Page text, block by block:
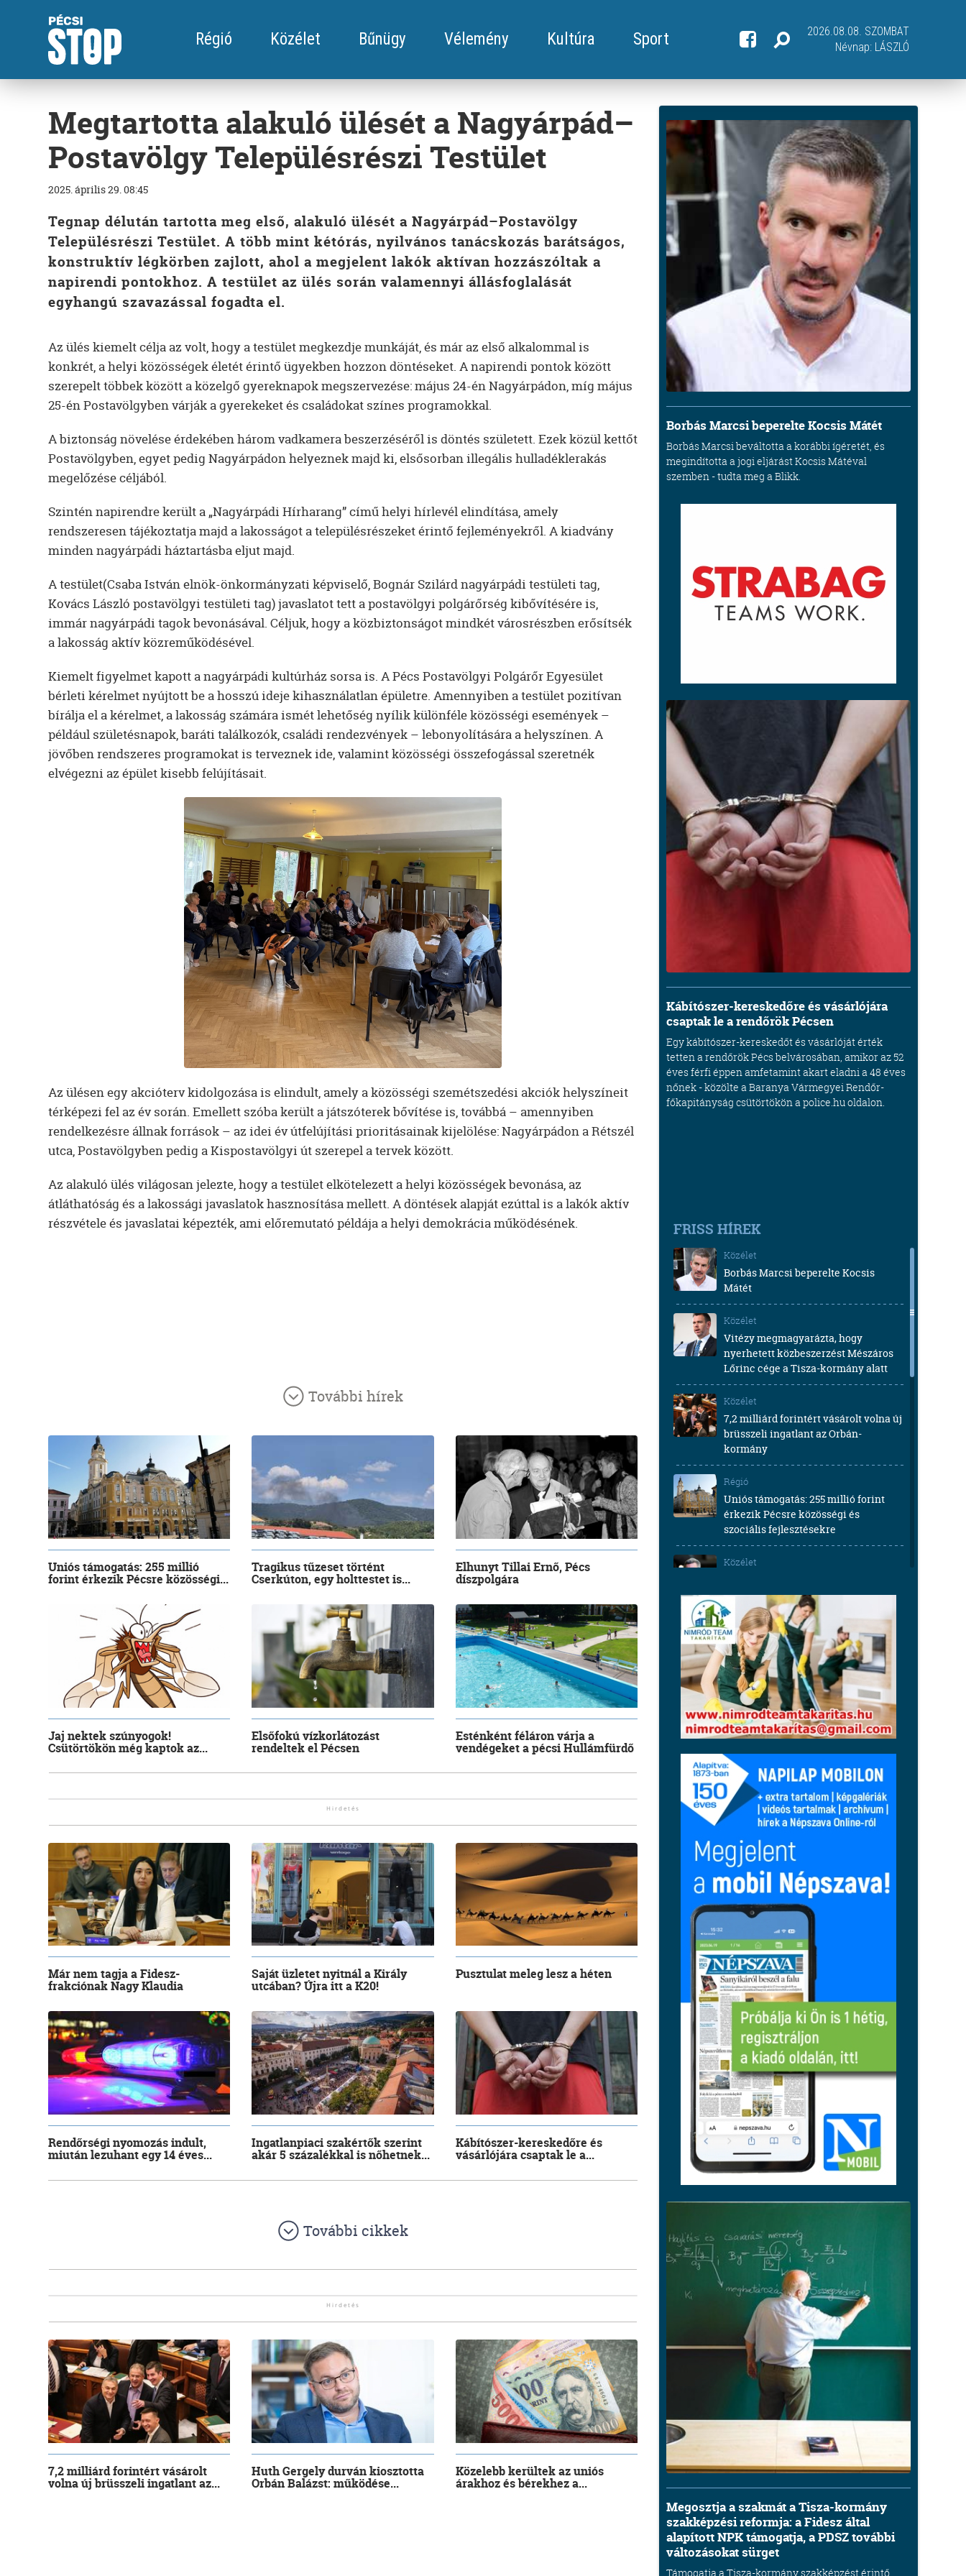
Régió Közélet Bűnügy Vélemény Kultúra Sport
2026.08.08. SZOMBAT
Névnap: LÁSZLÓ
Megtartotta alakuló ülését a Nagyárpád–
Postavölgy Településrészi Testület
2025. április 29. 08:45
Tegnap délután tartotta meg első, alakuló ülését a Nagyárpád–Postavölgy
Településrészi Testület. A több mint kétórás, nyilvános tanácskozás barátságos,
konstruktív légkörben zajlott, ahol a megjelent lakók aktívan hozzászóltak a
napirendi pontokhoz. A testület az ülés során valamennyi állásfoglalását
egyhangú szavazással fogadta el.
Az ülés kiemelt célja az volt, hogy a testület megkezdje munkáját, és már az első alkalommal is
konkrét, a helyi közösségek életét érintő ügyekben hozzon döntéseket. A napirendi pontok között
szerepelt többek között a közelgő gyereknapok megszervezése: május 24-én Nagyárpádon, míg május
25-én Postavölgyben várják a gyerekeket és családokat színes programokkal.
A biztonság növelése érdekében három vadkamera beszerzéséről is döntés született. Ezek közül kettőt
Postavölgyben, egyet pedig Nagyárpádon helyeznek majd ki, elsősorban illegális hulladéklerakás
megelőzése céljából.
Szintén napirendre került a „Nagyárpádi Hírharang” című helyi hírlevél elindítása, amely
rendszeresen tájékoztatja majd a lakosságot a településrészeket érintő fejleményekről. A kiadvány
minden nagyárpádi háztartásba eljut majd.
A testület(Csaba István elnök-önkormányzati képviselő, Bognár Szilárd nagyárpádi testületi tag,
Kovács László postavölgyi testületi tag) javaslatot tett a postavölgyi polgárőrség kibővítésére is,
immár nagyárpádi tagok bevonásával. Céljuk, hogy a közbiztonságot mindkét városrészben erősítsék
a lakosság aktív közreműködésével.
Kiemelt figyelmet kapott a nagyárpádi kultúrház sorsa is. A Pécs Postavölgyi Polgárőr Egyesület
bérleti kérelmet nyújtott be a hosszú ideje kihasználatlan épületre. Amennyiben a testület pozitívan
bírálja el a kérelmet, a lakosság számára ismét lehetőség nyílik különféle közösségi események –
például születésnapok, baráti találkozók, családi rendezvények – lebonyolítására a helyszínen. A
jövőben rendszeres programokat is terveznek ide, valamint közösségi összefogással szeretnék
elvégezni az épület kisebb felújításait.
Az ülésen egy akcióterv kidolgozása is elindult, amely a közösségi szemétszedési akciók helyszíneit
térképezi fel az év során. Emellett szóba került a játszóterek bővítése is, továbbá – amennyiben
rendelkezésre állnak források – az idei év útfelújítási prioritásainak kijelölése: Nagyárpádon a Rétszél
utca, Postavölgyben pedig a Kispostavölgyi út szerepel a tervek között.
Az alakuló ülés világosan jelezte, hogy a testület elkötelezett a helyi közösségek bevonása, az
átláthatóság és a lakossági javaslatok hasznosítása mellett. A döntések alapját ezúttal is a lakók aktív
részvétele és javaslatai képezték, ami előremutató példája a helyi demokrácia működésének.
További hírek
Uniós támogatás: 255 millió
forint érkezik Pécsre közösségi...
Tragikus tűzeset történt
Cserkúton, egy holttestet is...
Elhunyt Tillai Ernő, Pécs
díszpolgára
Jaj nektek szúnyogok!
Csütörtökön még kaptok az...
Elsőfokú vízkorlátozást
rendeltek el Pécsen
Esténként féláron várja a
vendégeket a pécsi Hullámfürdő
Már nem tagja a Fidesz-
frakciónak Nagy Klaudia
Saját üzletet nyitnál a Király
utcában? Újra itt a K20!
Pusztulat meleg lesz a héten
Rendőrségi nyomozás indult,
miután lezuhant egy 14 éves...
Ingatlanpiaci szakértők szerint
akár 5 százalékkal is nőhetnek...
Kábítószer-kereskedőre és
vásárlójára csaptak le a...
További cikkek
7,2 milliárd forintért vásárolt
volna új brüsszeli ingatlant az...
Huth Gergely durván kiosztotta
Orbán Balázst: működése...
Közelebb kerültek az uniós
árakhoz és bérekhez a...
Borbás Marcsi beperelte Kocsis Mátét
Borbás Marcsi beváltotta a korábbi ígéretét, és
megindította a jogi eljárást Kocsis Mátéval
szemben - tudta meg a Blikk.
Kábítószer-kereskedőre és vásárlójára
csaptak le a rendőrök Pécsen
Egy kábítószer-kereskedőt és vásárlóját érték
tetten a rendőrök Pécs belvárosában, amikor az 52
éves férfi éppen amfetamint akart eladni a 48 éves
nőnek - közölte a Baranya Vármegyei Rendőr-
főkapitányság csütörtökön a police.hu oldalon.
FRISS HÍREK
Közélet
Borbás Marcsi beperelte Kocsis
Mátét
Közélet
Vitézy megmagyarázta, hogy
nyerhetett közbeszerzést Mészáros
Lőrinc cége a Tisza-kormány alatt
Közélet
7,2 milliárd forintért vásárolt volna új
brüsszeli ingatlant az Orbán-
kormány
Régió
Uniós támogatás: 255 millió forint
érkezik Pécsre közösségi és
szociális fejlesztésekre
Közélet
gödi Samsung-gyár esete és Zsolti
bácsi sem létezik
Közélet
Huth Gergely durván kiosztotta
Orbán Balázst: működése szekunder
szégyenérzetet váltott ki a
jobboldalon
Közélet
Magyar Péter: péntektől nincs
szükség az önkéntes
fogyasztáscsökkentésre
Régió
egy holttestet is találtak
Közélet
Nincsenek jó hónapjai Balásy
Gyulának: a Szerencsejáték Zrt.
szerződést bontott, a honvédelmi
miniszter feljelentést tett
Közélet
Közelebb kerültek az uniós árakhoz
és bérekhez a magyarok, de a régió
továbbra is előttünk jár
Megosztja a szakmát a Tisza-kormány
szakképzési reformja: a Fidesz által
alapított NPK támogatja, a PDSZ további
változásokat sürget
Támogatja a Tisza-kormány szakképzést érintő